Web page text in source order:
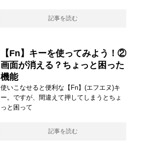
記事を読む
【Fn】キーを使ってみよう！②
画面が消える？ちょっと困った
機能
使いこなせると便利な【Fn】(エフエヌ)キ
ー。ですが、間違えて押してしまうとちょ
っと困って
記事を読む